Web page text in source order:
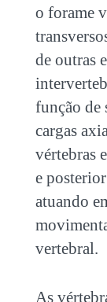
o forame
de outras
função de
cargas
vértebras
e
atuando
vertebral.
As